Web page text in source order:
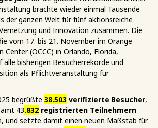
brachte wieder einmal Tausende
der ganzen Welt für fünf aktionsreiche
und Innovation zusammen. Die
vom 17. bis 21. November im Orange
Center (OCCC) in Orlando, Florida,
bisherigen Besucherrekorde und
als Pflichtveranstaltung für
begrüßte 38.503 verifizierte Besucher,
43.832 registrierten Teilnehmern
und setzte damit einen neuen Maßstab für